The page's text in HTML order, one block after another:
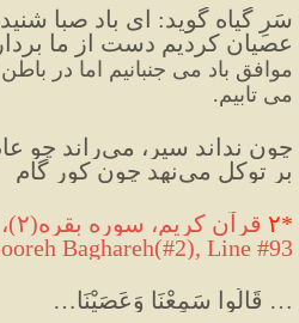
عصیان کردیم دست از ما
می تابیم.
چون نداند سیر، می‌راند چو عام
بر توکل می‌نهد چون کور گام
*۲ قرآن کریم، سوره بقره(۲)، آیه ۹۳
Baghareh(#2), Line #93
… قَالُوا سَمِعْنَا وَعَصَيْنَا…